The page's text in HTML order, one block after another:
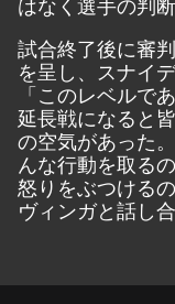
試合終了後に審
を呈し、スナイ
「このレベルで
延長戦になると
の空気があった
んな行動を取る
怒りをぶつける
ヴィンガと話し